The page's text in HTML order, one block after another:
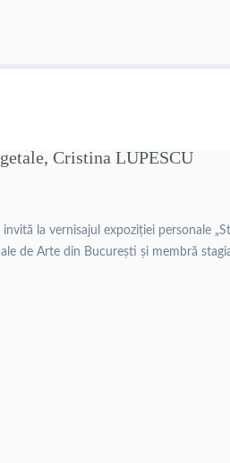
Cristina LUPESCU
la vernisajul expoziției personale
de Arte din București și membră